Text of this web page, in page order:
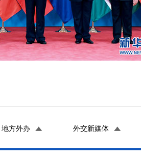
地方外办 外交新媒体